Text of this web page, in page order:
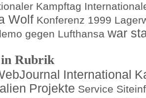
Kampftag
Wolf Konferenz 1999
gegen Lufthansa war
in Rubrik
International
Projekte Service